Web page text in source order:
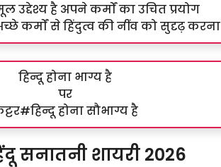
उद्देश्य है अपने कर्मों का उचित प्रयोग
कर्मों से हिंदुत्व की नींव को सुदृढ़ करना
हिन्दू होना भाग्य है
पर
होना सौभाग्य है
सनातनी शायरी 2026